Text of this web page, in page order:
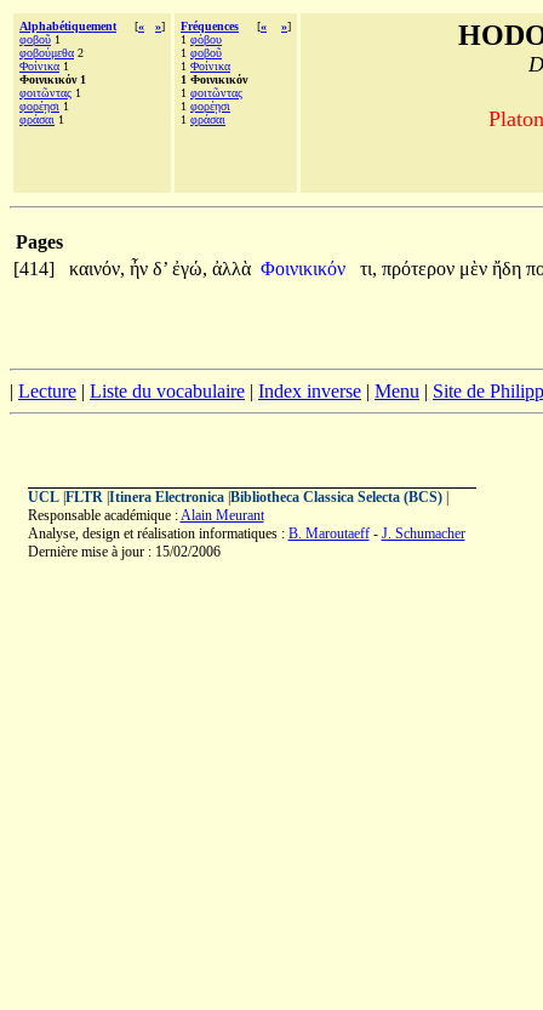
Alphabétiquement [« »]
φοβοῦ 1
φοβούμεθα 2
Φοίνικα 1
Φοινικικόν 1
φοιτῶντας 1
φορέῃσι 1
φράσαι 1
Fréquences [« »]
1 φόβου
1 φοβοῦ
1 Φοίνικα
1 Φοινικικόν
1 φοιτῶντας
1 φορέῃσι
1 φράσαι
Pages
[414]
καινόν, ἦν δ’ ἐγώ, ἀλλὰ Φοινικικόν τι, πρότερον μὲν ἤδη
| Lecture | Liste du vocabulaire | Index inverse | Menu | Site de
UCL| FLTR| Itinera Electronica| Bibliotheca Classica Selecta (BCS)|
Responsable académique :Alain Meurant
Analyse, design et réalisation informatiques : B. Maroutaeff- J. Schumacher
Dernière mise à jour : 15/02/2006